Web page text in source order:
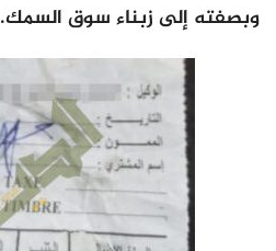
وبصفته إلى زبناء سوق السمك.